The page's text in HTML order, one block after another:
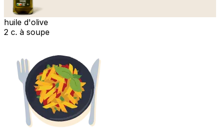
huile d'olive
2 c. à soupe